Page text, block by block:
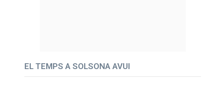
EL TEMPS A SOLSONA AVUI